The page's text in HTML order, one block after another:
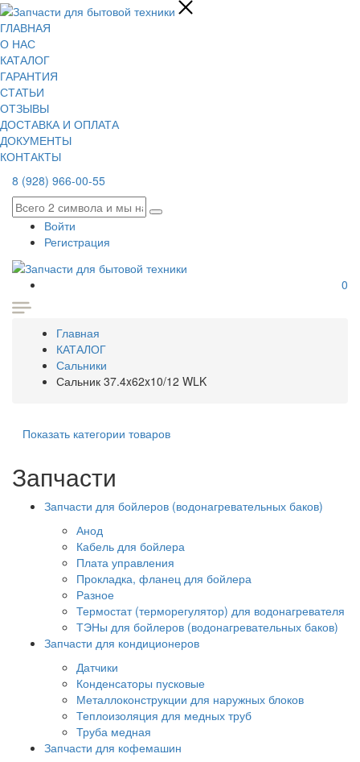
ГЛАВНАЯ
О НАС
КАТАЛОГ
ГАРАНТИЯ
СТАТЬИ
ОТЗЫВЫ
ДОСТАВКА И ОПЛАТА
ДОКУМЕНТЫ
КОНТАКТЫ
8 (928) 966-00-55
Войти
Регистрация
0
Главная
КАТАЛОГ
Сальники
Сальник 37.4x62x10/12 WLK
Показать категории товаров
Запчасти
Запчасти для бойлеров (водонагревательных баков)
Анод
Кабель для бойлера
Плата управления
Прокладка, фланец для бойлера
Разное
Термостат (терморегулятор) для водонагревателя
ТЭНы для бойлеров (водонагревательных баков)
Запчасти для кондиционеров
Датчики
Конденсаторы пусковые
Металлоконструкции для наружных блоков
Теплоизоляция для медных труб
Труба медная
Запчасти для кофемашин